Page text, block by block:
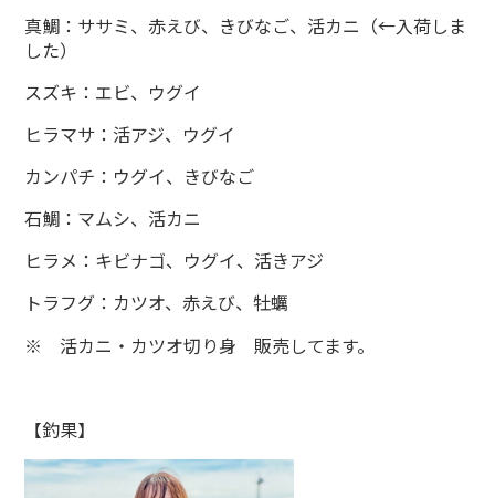
真鯛：ササミ、赤えび、きびなご、活カニ（←入荷しま
した）
スズキ：エビ、ウグイ
ヒラマサ：活アジ、ウグイ
カンパチ：ウグイ、きびなご
石鯛：マムシ、活カニ
ヒラメ：キビナゴ、ウグイ、活きアジ
トラフグ：カツオ、赤えび、牡蠣
※ 活カニ・カツオ切り身 販売してます。
【釣果】